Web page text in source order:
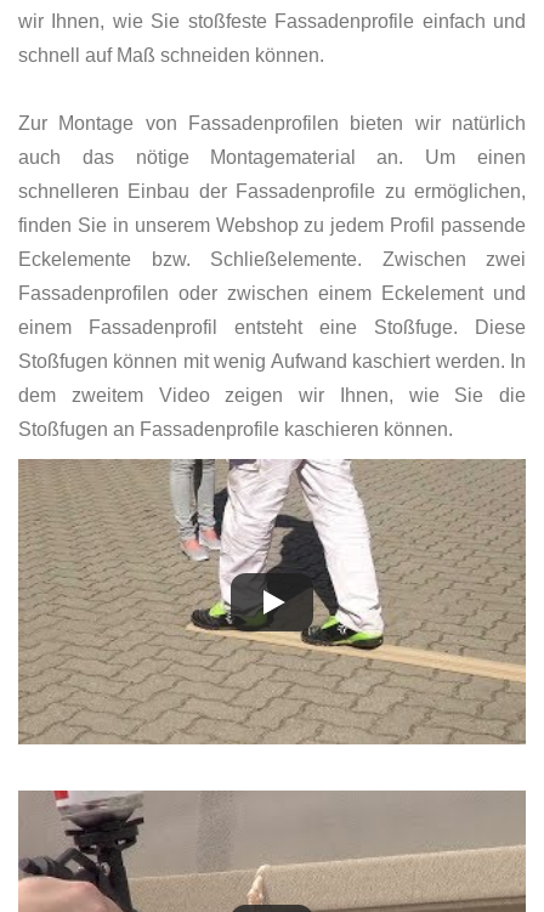
wir Ihnen, wie Sie stoßfeste Fassadenprofile einfach und
schnell auf Maß schneiden können.
Zur Montage von Fassadenprofilen bieten wir natürlich
auch das nötige Montagematerial an. Um einen
schnelleren Einbau der Fassadenprofile zu ermöglichen,
finden Sie in unserem Webshop zu jedem Profil passende
Eckelemente bzw. Schließelemente. Zwischen zwei
Fassadenprofilen oder zwischen einem Eckelement und
einem Fassadenprofil entsteht eine Stoßfuge. Diese
Stoßfugen können mit wenig Aufwand kaschiert werden. In
dem zweitem Video zeigen wir Ihnen, wie Sie die
Stoßfugen an Fassadenprofile kaschieren können.